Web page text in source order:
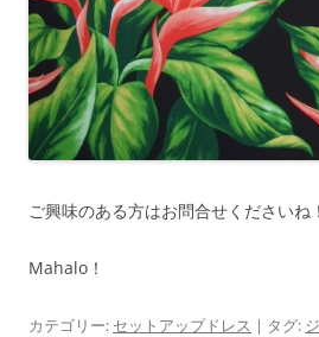
ご興味のある方はお問合せくださいね！
Mahalo！
カテゴリー: セットアップドレス | タグ: